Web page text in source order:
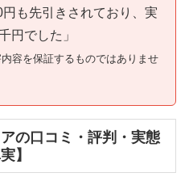
も先引きされており、実
円でした」
容を保証するものではありませ
の口コミ・評判・実態
】